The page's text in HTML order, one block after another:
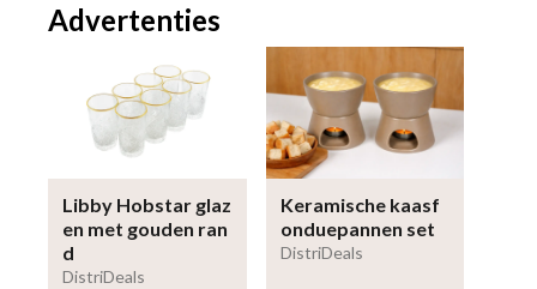
Advertenties
Libby Hobstar glaz
en met gouden ran
d
DistriDeals
Keramische kaasf
onduepannen set
DistriDeals